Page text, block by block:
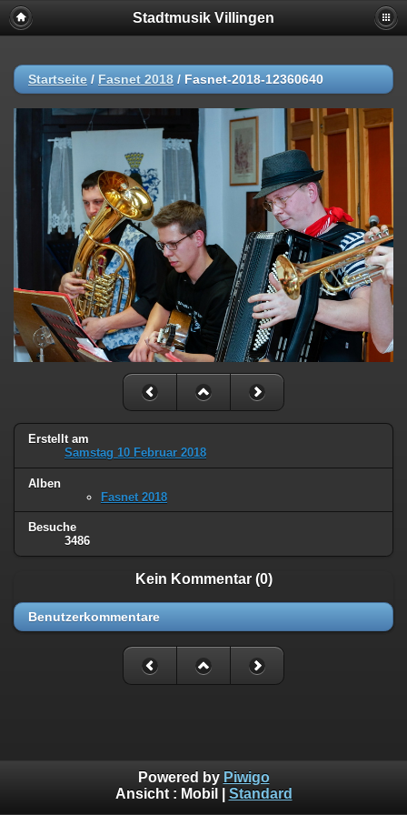
Stadtmusik Villingen
Startseite / Fasnet 2018 / Fasnet-2018-12360640
Erstellt am
Samstag 10 Februar 2018
Alben
Fasnet 2018
Besuche
3486
Kein Kommentar (0)
Benutzerkommentare
Powered by Piwigo
Ansicht : Mobil Standard